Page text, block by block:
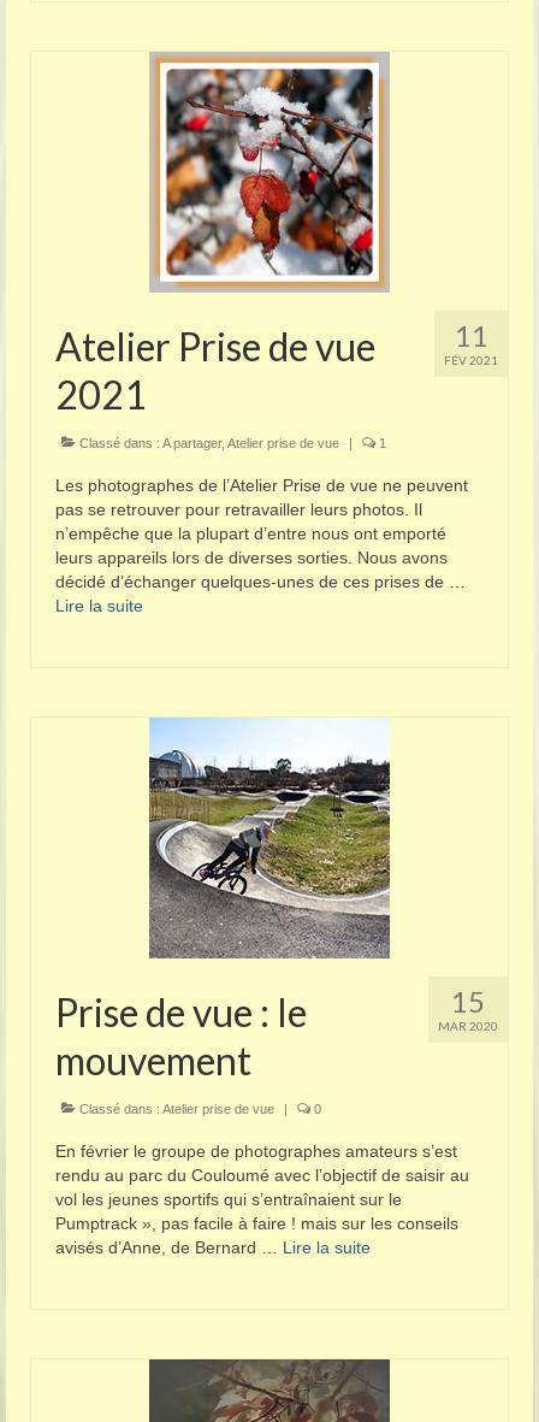
11
FÉV 2021
Atelier Prise de vue
2021
Classé dans : A partager, Atelier prise de vue | 1
Les photographes de l’Atelier Prise de vue ne peuvent
pas se retrouver pour retravailler leurs photos. Il
n’empêche que la plupart d’entre nous ont emporté
leurs appareils lors de diverses sorties. Nous avons
décidé d’échanger quelques-unes de ces prises de …
Lire la suite­­
15
MAR 2020
Prise de vue : le
mouvement
Classé dans : Atelier prise de vue | 0
En février le groupe de photographes amateurs s’est
rendu au parc du Couloumé avec l’objectif de saisir au
vol les jeunes sportifs qui s’entraînaient sur le
Pumptrack », pas facile à faire ! mais sur les conseils
avisés d’Anne, de Bernard … Lire la suite­­